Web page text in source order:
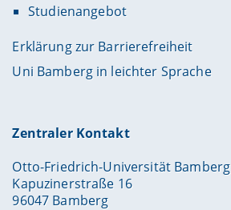
Studienangebot
Erklärung zur Barrierefreiheit
Uni Bamberg in leichter Sprache
Zentraler Kontakt
Otto-Friedrich-Universität Bamberg
Kapuzinerstraße 16
96047 Bamberg